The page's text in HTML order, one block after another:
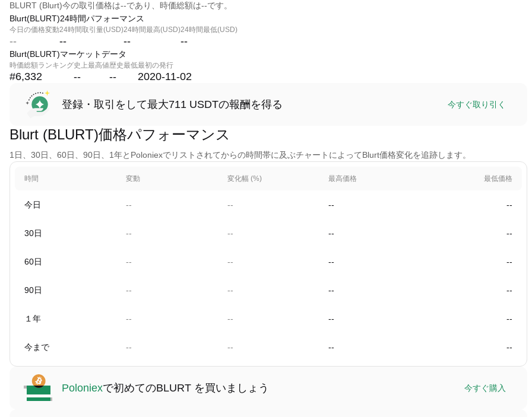
BLURT (Blurt)今の取引価格は--であり、時価総額は--です。
Blurt(BLURT)24時間パフォーマンス
今日の価格変動
--
24時間取引量(USD)
--
24時間最高(USD)
--
24時間最低(USD)
--
Blurt(BLURT)マーケットデータ
時価総額ランキング
#6,332
史上最高値
--
歴史最低
--
最初の発行
2020-11-02
登録・取引をして最大711 USDTの報酬を得る 今すぐ取り引く
Blurt (BLURT)価格パフォーマンス
1日、30日、60日、90日、1年とPoloniexでリストされてからの時間帯に及ぶチャートによってBlurt価格変化を追跡します。
時間 変動 変化幅 (%) 最高価格 最低価格
今日 -- -- -- --
30日 -- -- -- --
60日 -- -- -- --
90日 -- -- -- --
１年 -- -- -- --
今まで -- -- -- --
Poloniexで初めてのBLURT を買いましょう 今すぐ購入